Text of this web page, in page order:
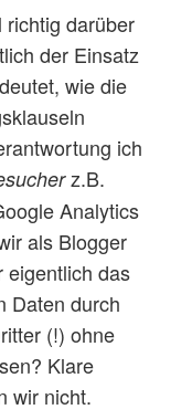
richtig darüber
der Einsatz
wie die
ich
z.B.
Analytics
als Blogger
eigentlich das
Daten durch
(!) ohne
Klare
wir nicht.